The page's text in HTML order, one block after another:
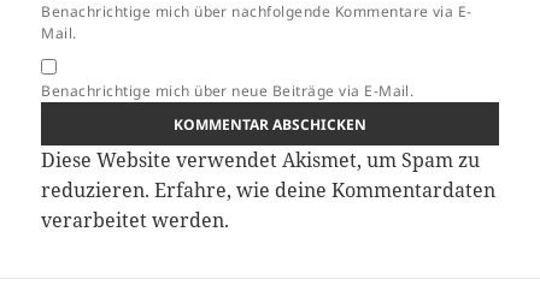
Benachrichtige mich über nachfolgende Kommentare via E-
Mail.
Benachrichtige mich über neue Beiträge via E-Mail.
Diese Website verwendet Akismet, um Spam zu
reduzieren.Erfahre, wie deine Kommentardaten
verarbeitet werden.